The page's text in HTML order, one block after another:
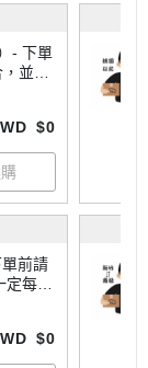
單
並查
$0
每樣
限制
唷~
$0